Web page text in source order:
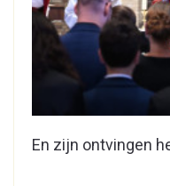
En zijn ontvingen